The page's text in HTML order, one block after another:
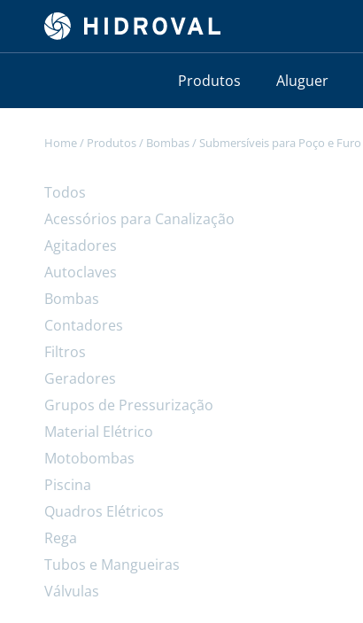
Produtos Aluguer
Home / Produtos / Bombas / Submersíveis para Poço e Furo
Todos
Acessórios para Canalização
Agitadores
Autoclaves
Bombas
Contadores
Filtros
Geradores
Grupos de Pressurização
Material Elétrico
Motobombas
Piscina
Quadros Elétricos
Rega
Tubos e Mangueiras
Válvulas